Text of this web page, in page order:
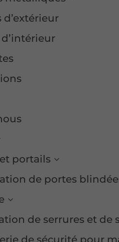
d’extérieur
portails
de portes
de serrures et de